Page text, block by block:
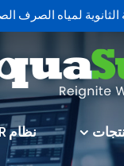
الثانوية لمياه الصرف
نظام MBBR